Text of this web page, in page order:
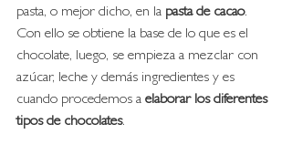
pasta, o mejor dicho, en la pasta de cacao.
Con ello se obtiene la base de lo que es el
chocolate, luego, se empieza a mezclar con
azúcar, leche y demás ingredientes y es
cuando procedemos a elaborar los diferentes
tipos de chocolates.